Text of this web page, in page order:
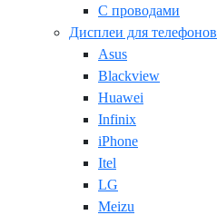
С проводами
Дисплеи для телефонов
Asus
Blackview
Huawei
Infinix
iPhone
Itel
LG
Meizu